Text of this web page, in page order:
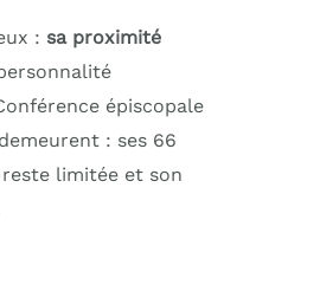
: sa proximité
épiscopale
: ses 66
limitée et son